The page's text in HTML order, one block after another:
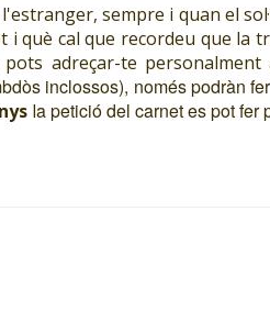
sempre i quan el
què cal que recordeu que la
adreçar-te personalment
inclossos), només podràn
la petició del carnet es pot